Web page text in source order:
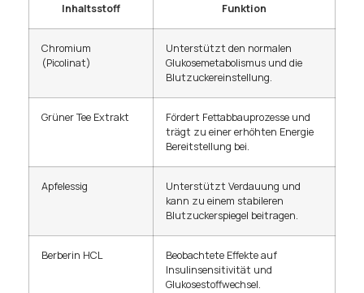
Inhaltsstoff Funktion
Chromium
(Picolinat)
Unterstützt den normalen
Glukosemetabolismus und die
Blutzuckereinstellung.
Grüner Tee Extrakt
Fördert Fettabbauprozesse und
trägt zu einer erhöhten Energie
Bereitstellung bei.
Apfelessig
Unterstützt Verdauung und
kann zu einem stabileren
Blutzuckerspiegel beitragen.
Berberin HCL
Beobachtete Effekte auf
Insulinsensitivität und
Glukosestoffwechsel.